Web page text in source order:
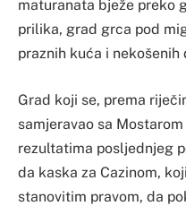
maturanata bježe preko
prilika, grad grca pod
praznih kuća i nekošenih
Grad koji se, prema
samjeravao sa
rezultatima posljednjeg
da kaska za Cazinom,
stanovitim pravom, da